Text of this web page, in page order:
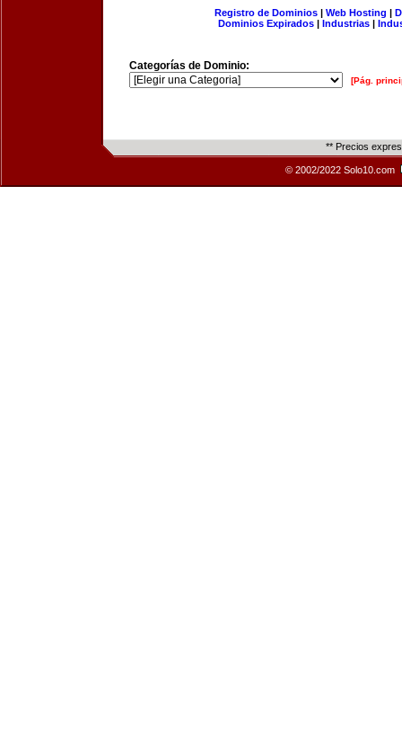
Registro de Dominios| Web Hosting |
Dominios Expirados | Industrias |
Categorías de Dominio:
[Pág.
** Precios
© 2002/2022 Solo10.com